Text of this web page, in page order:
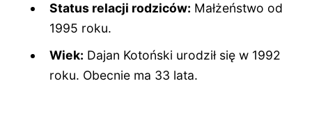
Status relacji rodziców: Małżeństwo od
1995 roku.
Wiek: Dajan Kotoński urodził się w 1992
roku. Obecnie ma 33 lata.